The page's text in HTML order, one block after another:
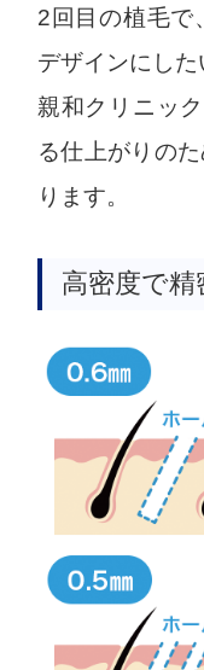
2回目の植毛で
デザインにした
親和クリニッ
る仕上がりの
ります。
高密度で